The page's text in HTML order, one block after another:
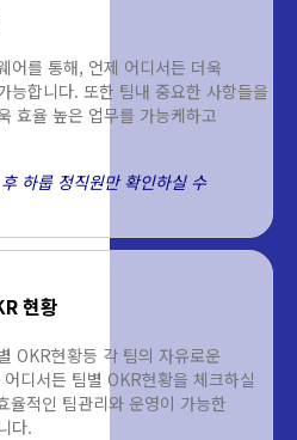
어를 통해, 언제 어디서든 더욱
능합니다. 또한 팀내 중요한 사항들을
효율 높은 업무를 가능케하고
하룹 정직원만 확인하실 수
현황
OKR현황등 각 팀의 자유로운
디서든 팀별 OKR현황을 체크하실
율적인 팀관리와 운영이 가능한
다.